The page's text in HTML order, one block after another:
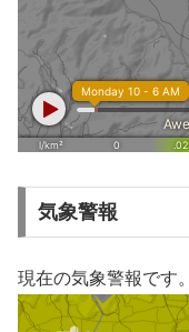
気象警報
現在の気象警報です。